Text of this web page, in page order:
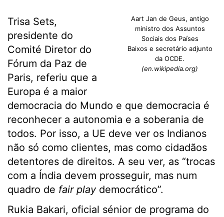
Aart Jan de Geus, antigo
ministro dos Assuntos
Sociais dos Países
Baixos e secretário adjunto
da OCDE.
(en.wikipedia.org)
Trisa Sets,
presidente do
Comité Diretor do
Fórum da Paz de
Paris, referiu que a
Europa é a maior
democracia do Mundo e que democracia é
reconhecer a autonomia e a soberania de
todos. Por isso, a UE deve ver os Indianos
não só como clientes, mas como cidadãos
detentores de direitos. A seu ver, as “trocas
com a Índia devem prosseguir, mas num
quadro de fair playdemocrático”.
Rukia Bakari, oficial sénior de programa do